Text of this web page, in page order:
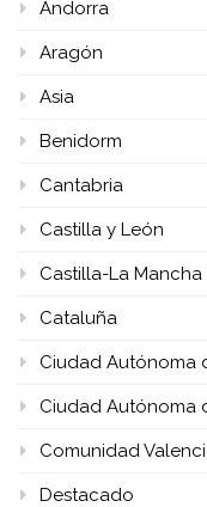
Andorra
Aragón
Asia
Benidorm
Cantabria
Castilla y León
Castilla-La Mancha
Cataluña
Ciudad Autónoma
Ciudad Autónoma
Comunidad
Destacado